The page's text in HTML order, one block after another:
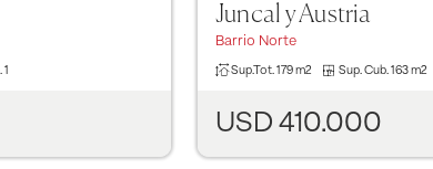
1
Juncal y Austria
Barrio Norte
Sup.Tot. 179 m2 Sup. Cub. 163 m2
USD 410.000